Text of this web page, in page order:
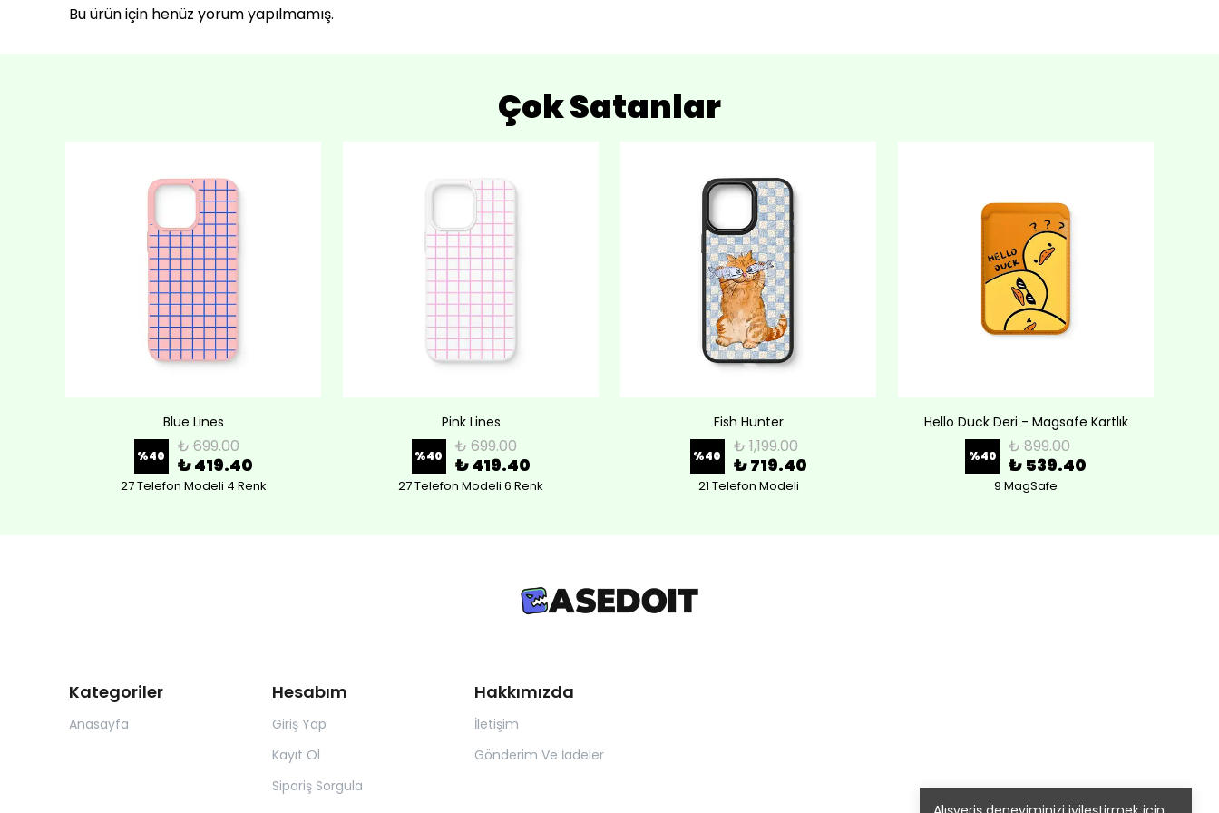
Bu ürün için henüz yorum yapılmamış.
Çok Satanlar
Blue Lines
%40 ₺ 699.00
₺ 419.40
27 Telefon Modeli 4 Renk
Pink Lines
%40 ₺ 699.00
₺ 419.40
27 Telefon Modeli 6 Renk
Fish Hunter
%40 ₺ 1,199.00
₺ 719.40
21 Telefon Modeli
Hello Duck Deri - Magsafe Kartlık
%40 ₺ 899.00
₺ 539.40
9 MagSafe
Kategoriler
Anasayfa
Hesabım
Giriş Yap
Kayıt Ol
Sipariş Sorgula
Hakkımızda
İletişim
Gönderim Ve İadeler